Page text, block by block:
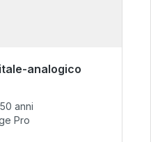
analogico
immediata, tempo di
€
anni
Pro